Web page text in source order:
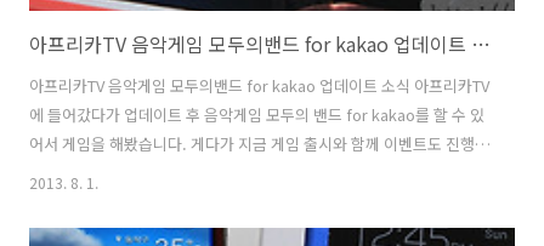
아프리카TV 음악게임 모두의밴드 for kakao 업데이트 소식
아프리카TV 음악게임 모두의밴드 for kakao 업데이트 소식 아프리카TV
에 들어갔다가 업데이트 후 음악게임 모두의 밴드 for kakao를 할 수 있
어서 게임을 해봤습니다. 게다가 지금 게임 출시와 함께 이벤트도 진행중
이네요. 이런건 놓치지 않고 응모하는게 좋죠. 모두의 밴드 for kakao 음
해서도 들어갈 수 있습니다. 물론 직접 앱을 찾아서 설치할 수 도 있습니
2013. 8. 1.